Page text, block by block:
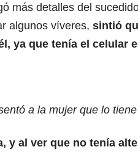
más detalles del
algunos víveres, sintió
ya que tenía el celular
a la mujer que lo
y al ver que no tenía